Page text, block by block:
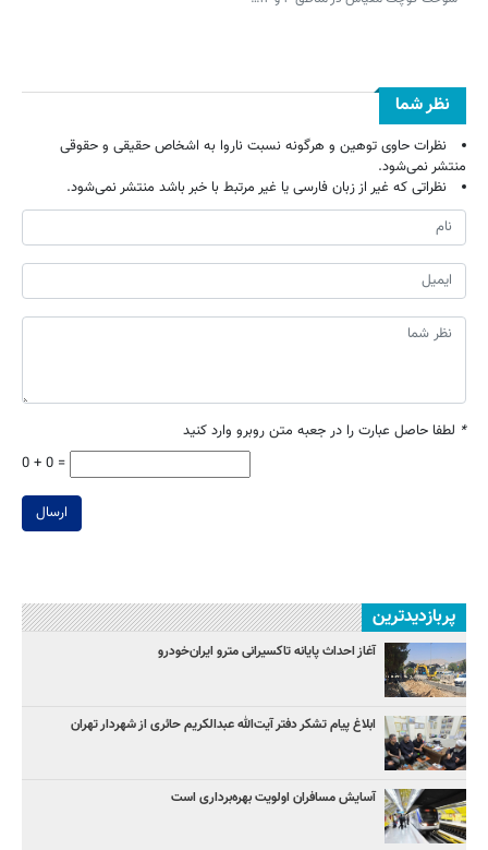
نظر شما
نظرات حاوی توهین و هرگونه نسبت ناروا به اشخاص حقیقی و حقوقی
منتشر نمی‌شود.
نظراتی که غیر از زبان فارسی یا غیر مرتبط با خبر باشد منتشر نمی‌شود.
* لطفا حاصل عبارت را در جعبه متن روبرو وارد کنید
0 + 0 =
ارسال
پربازدیدترین
آغاز احداث پایانه تاکسیرانی مترو ایران‌خودرو
ابلاغ پیام تشکر دفتر آیت‌الله عبدالکریم حائری از شهردار تهران
آسایش مسافران اولویت بهره‌برداری است